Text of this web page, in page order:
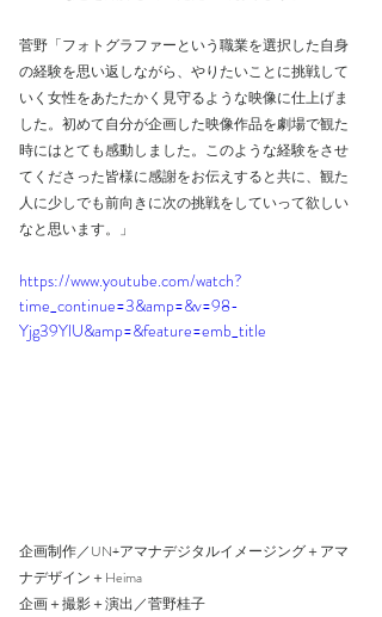
菅野「フォトグラファーという職業を選択した自身
の経験を思い返しながら、やりたいことに挑戦して
いく女性をあたたかく見守るような映像に仕上げま
した。初めて自分が企画した映像作品を劇場で観た
時にはとても感動しました。このような経験をさせ
てくださった皆様に感謝をお伝えすると共に、観た
人に少しでも前向きに次の挑戦をしていって欲しい
なと思います。」
https://www.youtube.com/watch?
time_continue=3&amp=&v=98-
Yjg39YlU&amp=&feature=emb_title
企画制作／UN+アマナデジタルイメージング＋アマ
ナデザイン＋Heima
企画＋撮影＋演出／菅野桂子